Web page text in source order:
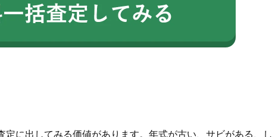
に出してみる価値があります。年式が古い、サビがある、